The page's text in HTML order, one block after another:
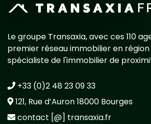
Le groupe Transaxia, avec ces 110
premier réseau immobilier en
spécialiste de l'immobilier de
+33 (0)2 48 23 09 33
121, Rue d’Auron 18000 Bourges
contact [@] transaxia.fr